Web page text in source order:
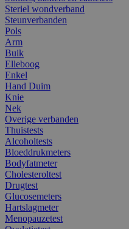
Steriel wondverband
Steunverbanden
Pols
Arm
Buik
Elleboog
Enkel
Hand Duim
Knie
Nek
Overige verbanden
Thuistests
Alcoholtests
Bloeddrukmeters
Bodyfatmeter
Cholesteroltest
Drugtest
Glucosemeters
Hartslagmeter
Menopauzetest